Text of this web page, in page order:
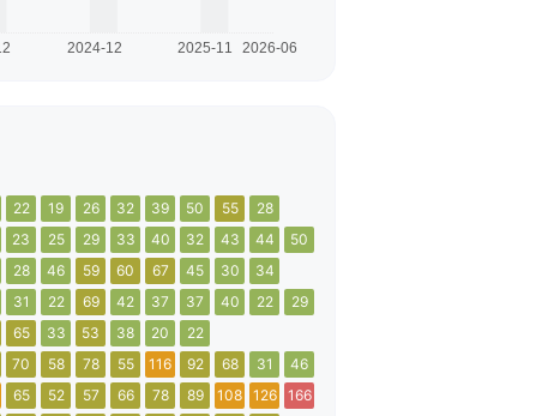
22 19 26 32 39 50 55
28
23 25 29 33 40 32 43 44
50
28 46 59 60 67 45 30
34
31 22 69 42 37 37 40 22
29
65 33 53 38 20
22
70 58 78 55 116 92 68 31
46
65 52 57 66 78 89 108 126
166